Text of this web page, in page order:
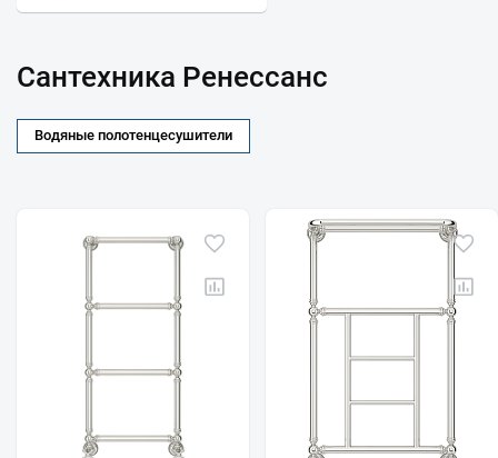
Сантехника Ренессанс
Водяные полотенцесушители